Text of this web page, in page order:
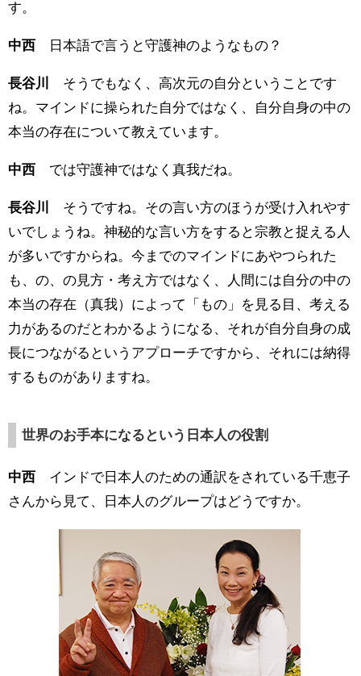
す。
中西 日本語で言うと守護神のようなもの？
長谷川
そうでもなく、高次元の自分ということです
ね。マインドに操られた自分ではなく、自分自身の中の
本当の存在について教えています。
中西 では守護神ではなく真我だね。
長谷川
そうですね。その言い方のほうが受け入れやす
いでしょうね。神秘的な言い方をすると宗教と捉える人
が多いですからね。今までのマインドにあやつられた
も、の、の見方・考え方ではなく、人間には自分の中の
本当の存在（真我）によって「もの」を見る目、考える
力があるのだとわかるようになる、それが自分自身の成
長につながるというアプローチですから、それには納得
するものがありますね。
世界のお手本になるという日本人の役割
中西 インドで日本人のための通訳をされている千恵子
さんから見て、日本人のグループはどうですか。